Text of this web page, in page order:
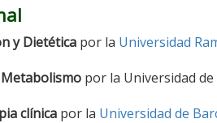
y Dietética por la Universidad
por la Universidad
clínica por la Universidad de